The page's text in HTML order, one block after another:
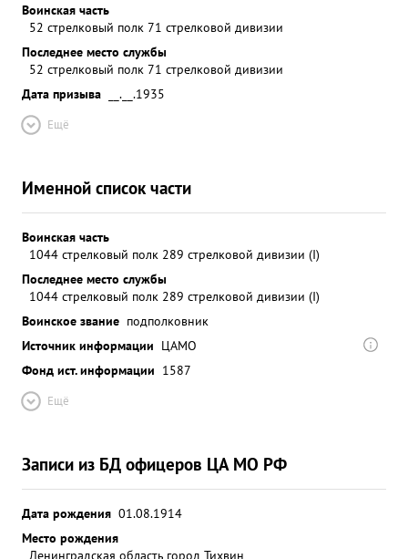
Воинская часть
52 стрелковый полк 71 стрелковой дивизии
Последнее место службы
52 стрелковый полк 71 стрелковой дивизии
Дата призыва
__.__.1935
Ещё
Именной список части
Воинская часть
1044 стрелковый полк 289 стрелковой дивизии (I)
Последнее место службы
1044 стрелковый полк 289 стрелковой дивизии (I)
Воинское звание подполковник
Источник информации ЦАМО
Фонд ист. информации 1587
Ещё
Записи из БД офицеров ЦА МО РФ
Дата рождения 01.08.1914
Место рождения
Ленинградская область город Тихвин